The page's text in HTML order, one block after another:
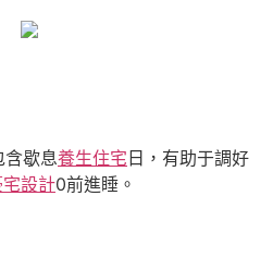
含歇息養生住宅 日，有助于調好
宅設計0前進睡。